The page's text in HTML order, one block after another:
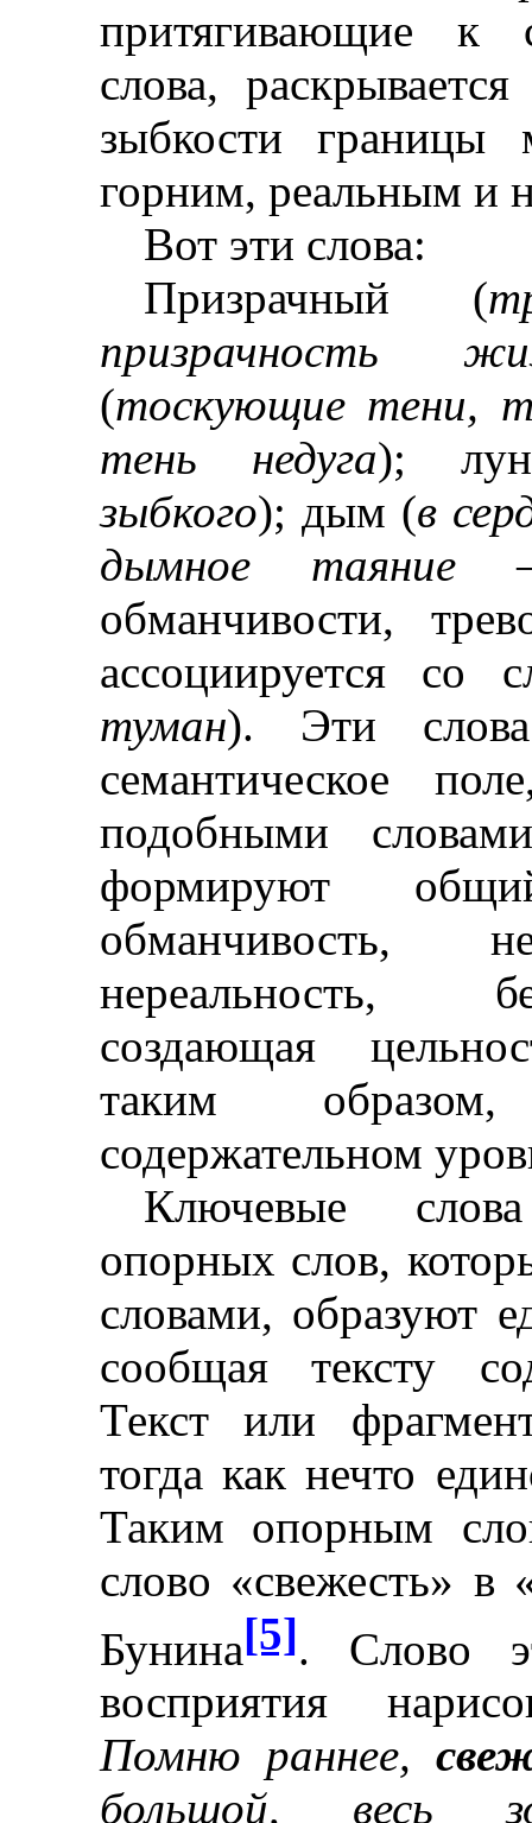
притягивающие к
слова,
зыбкости
горним, реальным и
Вот эти слова:
Призрачный (
призрачность
(тоскующие тени,
тень недуга);
зыбкого); дым (в
дымное таяние
обманчивости,
ассоциируется со
туман).
Эти
семантическое
подобными
формируют
обманчивость,
нереальность,
создающая
таким
содержательном
Ключевые
опорных слов,
словами, образуют
сообщая тексту
Текст или
тогда как нечто
Таким опорным
слово «свежесть» в
Бунина[5]. Слово
восприятия
Помню раннее,
большой, весь